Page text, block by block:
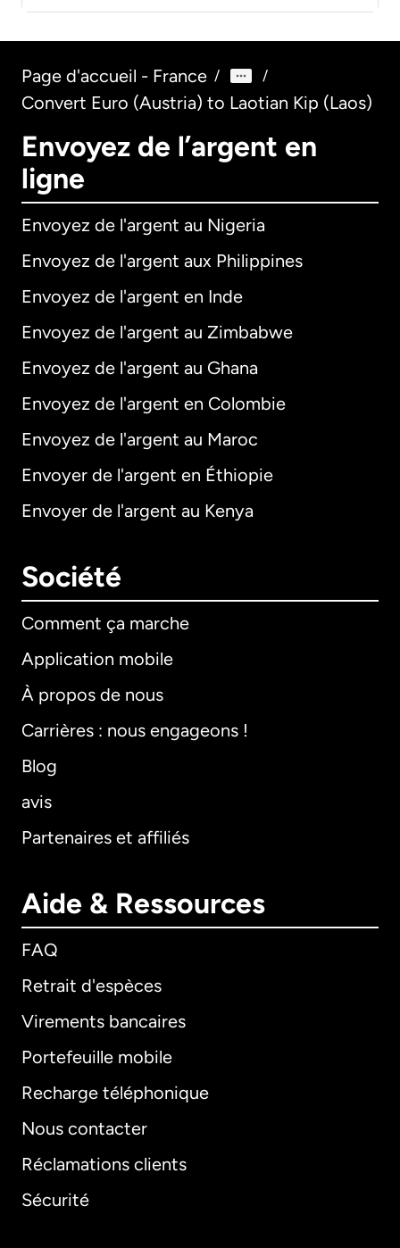
Page d'accueil - France / /
Convert Euro (Austria) to Laotian Kip (Laos)
Envoyez de l’argent en
ligne
Envoyez de l'argent au Nigeria
Envoyez de l'argent aux Philippines
Envoyez de l'argent en Inde
Envoyez de l'argent au Zimbabwe
Envoyez de l'argent au Ghana
Envoyez de l'argent en Colombie
Envoyez de l'argent au Maroc
Envoyer de l'argent en Éthiopie
Envoyer de l'argent au Kenya
Société
Comment ça marche
Application mobile
À propos de nous
Carrières : nous engageons !
Blog
avis
Partenaires et affiliés
Aide & Ressources
FAQ
Retrait d'espèces
Virements bancaires
Portefeuille mobile
Recharge téléphonique
Nous contacter
Réclamations clients
Sécurité